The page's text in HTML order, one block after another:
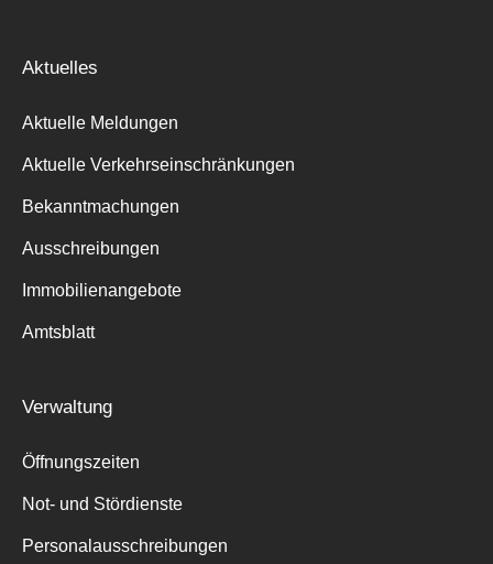
Aktuelles
Aktuelle Meldungen
Aktuelle Verkehrseinschränkungen
Bekanntmachungen
Ausschreibungen
Immobilienangebote
Amtsblatt
Verwaltung
Öffnungszeiten
Not- und Stördienste
Personalausschreibungen